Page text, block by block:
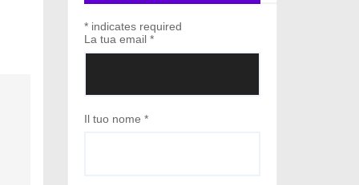
*indicates required
La tua email *
Il tuo nome *